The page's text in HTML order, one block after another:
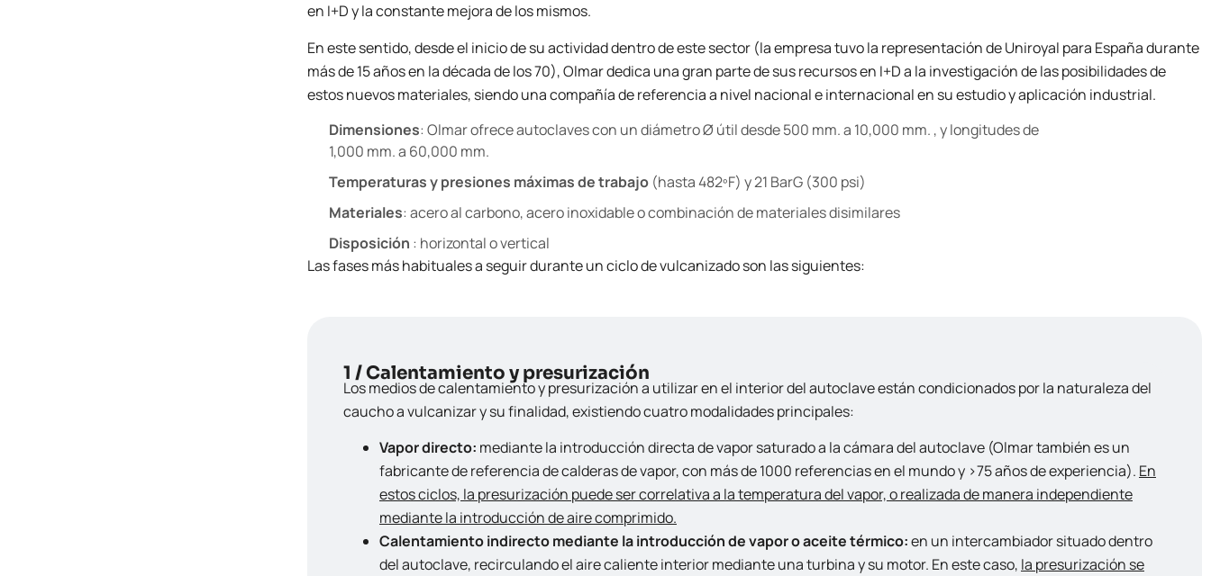
en I+D y la constante mejora de los mismos.
En este sentido, desde el inicio de su actividad dentro de este sector (la empresa tuvo la representación de Uniroyal para España durante
más de 15 años en la década de los 70), Olmar dedica una gran parte de sus recursos en I+D a la investigación de las posibilidades de
estos nuevos materiales, siendo una compañía de referencia a nivel nacional e internacional en su estudio y aplicación industrial.
Dimensiones: Olmar ofrece autoclaves con un diámetro Ø útil desde 500 mm. a 10,000 mm. , y longitudes de
1,000 mm. a 60,000 mm.
Temperaturas y presiones máximas de trabajo(hasta 482ºF) y 21 BarG (300 psi)
Materiales: acero al carbono, acero inoxidable o combinación de materiales disimilares
Disposición : horizontal o vertical
Las fases más habituales a seguir durante un ciclo de vulcanizado son las siguientes:
1 / Calentamiento y presurización
Los medios de calentamiento y presurización a utilizar en el interior del autoclave están condicionados por la naturaleza del
caucho a vulcanizar y su finalidad, existiendo cuatro modalidades principales:
Vapor directo: mediante la introducción directa de vapor saturado a la cámara del autoclave (Olmar también es un
fabricante de referencia de calderas de vapor, con más de 1000 referencias en el mundo y >75 años de experiencia). En
estos ciclos, la presurización puede ser correlativa a la temperatura del vapor, o realizada de manera independiente
mediante la introducción de aire comprimido.
Calentamiento indirecto mediante la introducción de vapor o aceite térmico:en un intercambiador situado dentro
del autoclave, recirculando el aire caliente interior mediante una turbina y su motor. En este caso, la presurización se